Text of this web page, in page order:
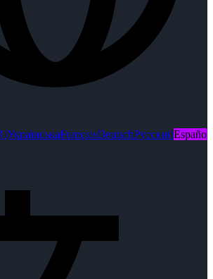
УкраїнськаFrançaisDeutschРусскийEspaño